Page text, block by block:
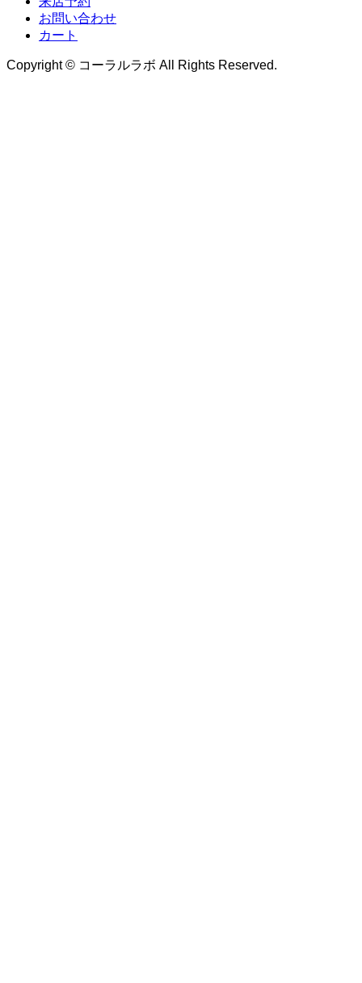
お問い合わせ
カート
Copyright © コーラルラボ All Rights Reserved.